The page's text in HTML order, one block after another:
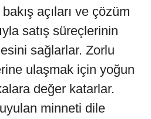
açıları ve çözüm
satış süreçlerinin
sağlarlar. Zorlu
ulaşmak için yoğun
değer katarlar.
minneti dile